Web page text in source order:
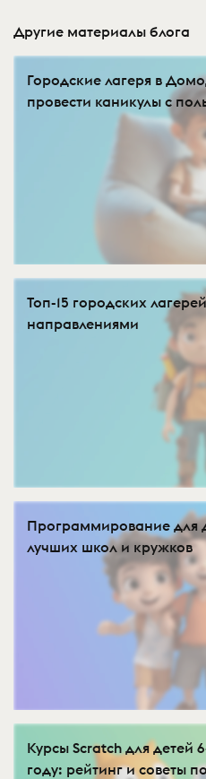
Другие материалы блога
Городские лагеря в
провести каникулы с
Топ-15 городских
направлениями
Программирование для
лучших школ и кружков
Курсы Scratch для детей
году: рейтинг и советы